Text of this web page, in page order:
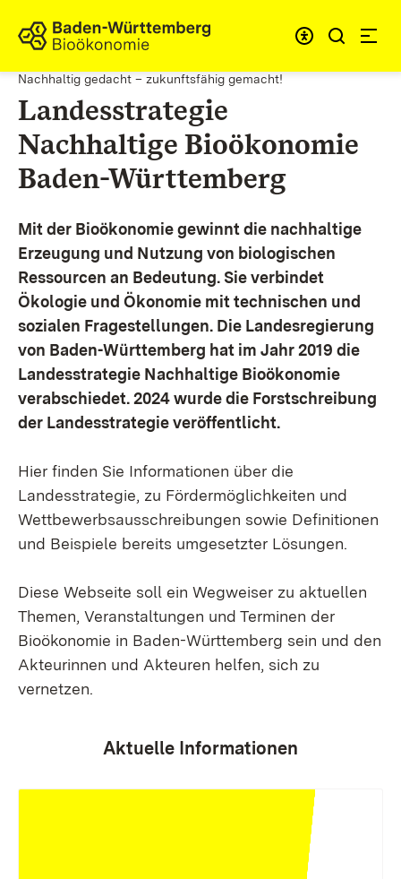
Zum Inhalt springen
Link zur Startseite
Nachhaltig gedacht – zukunftsfähig gemacht!
Landesstrategie
Nachhaltige Bioökonomie
Baden-Württemberg
Mit der Bioökonomie gewinnt die nachhaltige
Erzeugung und Nutzung von biologischen
Ressourcen an Bedeutung. Sie verbindet
Ökologie und Ökonomie mit technischen und
sozialen Fragestellungen. Die Landesregierung
von Baden-Württemberg hat im Jahr 2019 die
Landesstrategie Nachhaltige Bioökonomie
verabschiedet. 2024 wurde die Forstschreibung
der Landesstrategie veröffentlicht.
Hier finden Sie Informationen über die
Landesstrategie, zu Fördermöglichkeiten und
Wettbewerbsausschreibungen sowie Definitionen
und Beispiele bereits umgesetzter Lösungen.
Diese Webseite soll ein Wegweiser zu aktuellen
Themen, Veranstaltungen und Terminen der
Bioökonomie in Baden-Württemberg sein und den
Akteurinnen und Akteuren helfen, sich zu
vernetzen.
Aktuelle Informationen